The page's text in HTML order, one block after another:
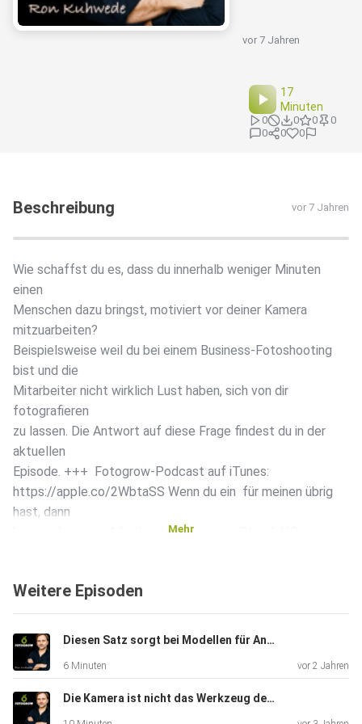
vor 7 Jahren
17
Minuten
0 0 0
0
0
0 0
Beschreibung vor 7 Jahren
Wie schaffst du es, dass du innerhalb weniger Minuten
einen
Menschen dazu bringst, motiviert vor deiner Kamera
mitzuarbeiten?
Beispielsweise weil du bei einem Business-Fotoshooting
bist und die
Mitarbeiter nicht wirklich Lust haben, sich von dir
fotografieren
zu lassen. Die Antwort auf diese Frage findest du in der
aktuellen
Episode. +++ Fotogrow-Podcast auf iTunes:
https://apple.co/2WbtaSS Wenn du ein ️ für meinen übrig
hast, dann
kannst du meine Arbeit unterstützen. SteadyHQ
Mehr
Weitere Episoden
Diesen Satz sorgt bei Modellen für Anspannung
6 Minuten vor 2 Jahren
Die Kamera ist nicht das Werkzeug des Fotografen